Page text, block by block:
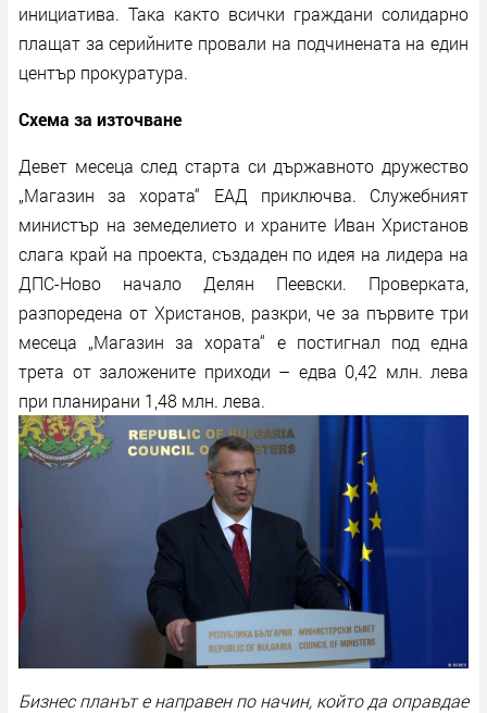
инициатива. Така както всички граждани солидарно
плащат за серийните провали на подчинената на един
център прокуратура.
Схема за източване
Девет месеца след старта си държавното дружество
„Магазин за хората“ ЕАД приключва. Служебният
министър на земеделието и храните Иван Христанов
слага край на проекта, създаден по идея на лидера на
ДПС-Ново начало Делян Пеевски. Проверката,
разпоредена от Христанов, разкри, че за първите три
месеца „Магазин за хората“ е постигнал под една
трета от заложените приходи – едва 0,42 млн. лева
при планирани 1,48 млн. лева.
Бизнес планът е направен по начин, който да оправдае